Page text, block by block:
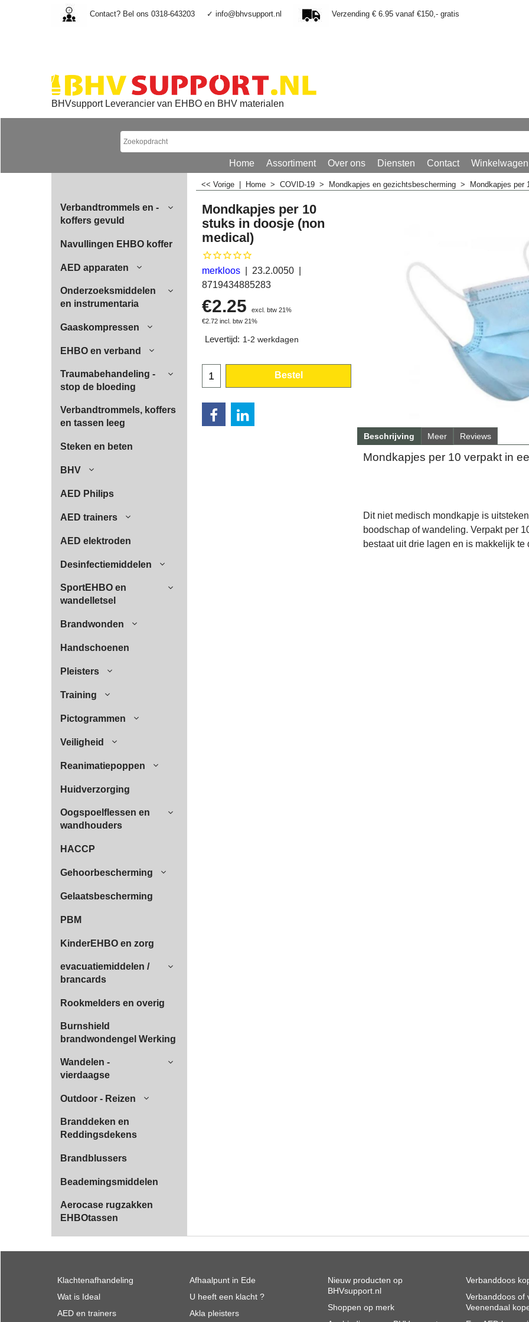
Contact? Bel ons 0318-643203 ✓ info@bhvsupport.nl Verzending € 6.95 vanaf €150,- gratis
BHVsupport Leverancier van EHBO en BHV materialen
Home Assortiment Over ons Diensten Contact Winkelwagen
Verbandtrommels en -
koffers gevuld
Navullingen EHBO koffer
AED apparaten
Onderzoeksmiddelen
en instrumentaria
Gaaskompressen
EHBO en verband
Traumabehandeling -
stop de bloeding
Verbandtrommels, koffers
en tassen leeg
Steken en beten
BHV
AED Philips
AED trainers
AED elektroden
Desinfectiemiddelen
SportEHBO en
wandelletsel
Brandwonden
Handschoenen
Pleisters
Training
Pictogrammen
Veiligheid
Reanimatiepoppen
Huidverzorging
Oogspoelflessen en
wandhouders
HACCP
Gehoorbescherming
Gelaatsbescherming
PBM
KinderEHBO en zorg
evacuatiemiddelen /
brancards
Rookmelders en overig
Burnshield
brandwondengel Werking
Wandelen -
vierdaagse
Outdoor - Reizen
Branddeken en
Reddingsdekens
Brandblussers
Beademingsmiddelen
Aerocase rugzakken
EHBOtassen
<< Vorige Home > COVID-19 > Mondkapjes en gezichtsbescherming > Mondkapjes per
Mondkapjes per 10
stuks in doosje (non
medical)
merkloos
23.2.0050
8719434885283
€2.25
excl. btw 21%
€2.72 incl. btw 21%
Levertijd: 1-2 werkdagen
Bestel
Beschrijving Meer Reviews
Mondkapjes per 10 verpakt in
Dit niet medisch mondkapje is
boodschap of wandeling. Verpakt per
bestaat uit drie lagen en is makkelijk te
Klachtenafhandeling
Wat is Ideal
AED en trainers
Afhaalpunt in Ede
U heeft een klacht ?
Akla pleisters
Nieuw producten op
BHVsupport.nl
Shoppen op merk
Verbanddoos
Verbanddoos of
Veenendaal